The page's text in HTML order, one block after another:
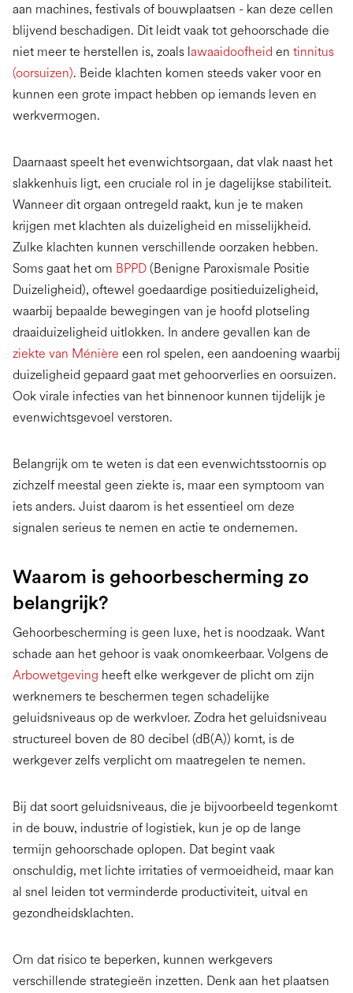
aan machines, festivals of bouwplaatsen - kan deze cellen
blijvend beschadigen. Dit leidt vaak tot gehoorschade die
niet meer te herstellen is, zoals lawaaidoofheid en tinnitus
(oorsuizen). Beide klachten komen steeds vaker voor en
kunnen een grote impact hebben op iemands leven en
werkvermogen.
Daarnaast speelt het evenwichtsorgaan, dat vlak naast het
slakkenhuis ligt, een cruciale rol in je dagelijkse stabiliteit.
Wanneer dit orgaan ontregeld raakt, kun je te maken
krijgen met klachten als duizeligheid en misselijkheid.
Zulke klachten kunnen verschillende oorzaken hebben.
Soms gaat het om BPPD (Benigne Paroxismale Positie
Duizeligheid), oftewel goedaardige positieduizeligheid,
waarbij bepaalde bewegingen van je hoofd plotseling
draaiduizeligheid uitlokken. In andere gevallen kan de
ziekte van Ménière een rol spelen, een aandoening waarbij
duizeligheid gepaard gaat met gehoorverlies en oorsuizen.
Ook virale infecties van het binnenoor kunnen tijdelijk je
evenwichtsgevoel verstoren.
Belangrijk om te weten is dat een evenwichtsstoornis op
zichzelf meestal geen ziekte is, maar een symptoom van
iets anders. Juist daarom is het essentieel om deze
signalen serieus te nemen en actie te ondernemen.
Waarom is gehoorbescherming zo
belangrijk?
Gehoorbescherming is geen luxe, het is noodzaak. Want
schade aan het gehoor is vaak onomkeerbaar. Volgens de
Arbowetgeving heeft elke werkgever de plicht om zijn
werknemers te beschermen tegen schadelijke
geluidsniveaus op de werkvloer. Zodra het geluidsniveau
structureel boven de 80 decibel (dB(A)) komt, is de
werkgever zelfs verplicht om maatregelen te nemen.
Bij dat soort geluidsniveaus, die je bijvoorbeeld tegenkomt
in de bouw, industrie of logistiek, kun je op de lange
termijn gehoorschade oplopen. Dat begint vaak
onschuldig, met lichte irritaties of vermoeidheid, maar kan
al snel leiden tot verminderde productiviteit, uitval en
gezondheidsklachten.
Om dat risico te beperken, kunnen werkgevers
verschillende strategieën inzetten. Denk aan het plaatsen